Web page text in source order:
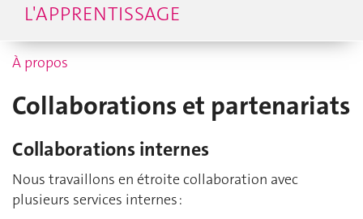
L'APPRENTISSAGE
À propos
Collaborations et partenariats
Collaborations internes
Nous travaillons en étroite collaboration avec
plusieurs services internes :